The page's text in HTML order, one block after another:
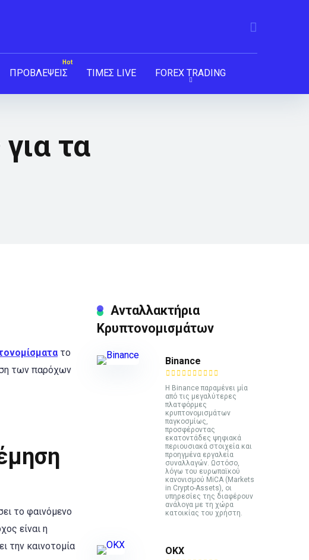
ΠΡΟΒΛΕΨΕΙΣ ΤΙΜΕΣ LIVE FOREX TRADING
τα
το
των παρόχων
το φαινόμενο
είναι η
την καινοτομία
Ανταλλακτήρια
Κρυπτονομισμάτων
Binance
Η Binance παραμένει μία
από τις μεγαλύτερες
πλατφόρμες
κρυπτονομισμάτων
παγκοσμίως,
προσφέροντας
εκατοντάδες ψηφιακά
περιουσιακά στοιχεία και
προηγμένα εργαλεία
συναλλαγών. Ωστόσο,
λόγω του ευρωπαϊκού
κανονισμού MiCA (Markets
in Crypto-Assets), οι
υπηρεσίες της διαφέρουν
ανάλογα με τη χώρα
κατοικίας του χρήστη.
ΟΚΧ